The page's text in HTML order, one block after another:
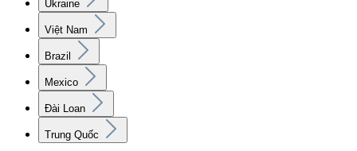
Ukraine
Việt Nam
Brazil
Mexico
Đài Loan
Trung Quốc